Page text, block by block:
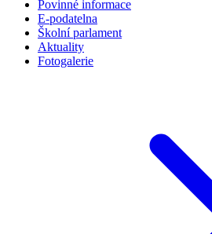
Povinné informace
E-podatelna
Školní parlament
Aktuality
Fotogalerie